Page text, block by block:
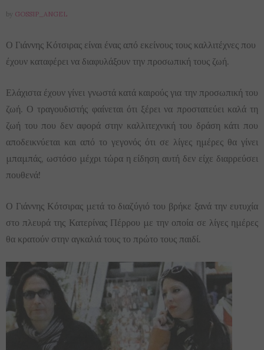
by GOSSIP_ANGEL
Ο Γιάννης Κότσιρας είναι ένας από εκείνους τους καλλιτέχνες που
έχουν καταφέρει να διαφυλάξουν την προσωπική τους ζωή.
Ελάχιστα έχουν γίνει γνωστά κατά καιρούς για την προσωπική του
ζωή. Ο τραγουδιστής φαίνεται ότι ξέρει να προστατεύει καλά τη
ζωή του που δεν αφορά στην καλλιτεχνική του δράση κάτι που
αποδεικνύεται και από το γεγονός ότι σε λίγες ημέρες θα γίνει
μπαμπάς, ωστόσο μέχρι τώρα η είδηση αυτή δεν είχε διαρρεύσει
πουθενά!
Ο Γιάννης Κότσιρας μετά το διαζύγιό του βρήκε ξανά την ευτυχία
στο πλευρά της Κατερίνας Πέρρου με την οποία σε λίγες ημέρες
θα κρατούν στην αγκαλιά τους το πρώτο τους παιδί.